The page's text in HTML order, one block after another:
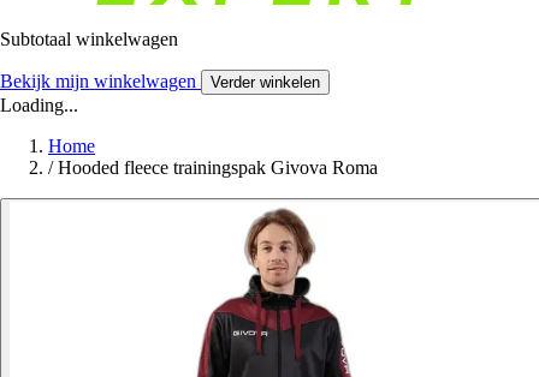
Subtotaal winkelwagen
Bekijk mijn winkelwagen Verder winkelen
Loading...
Home
/ Hooded fleece trainingspak Givova Roma